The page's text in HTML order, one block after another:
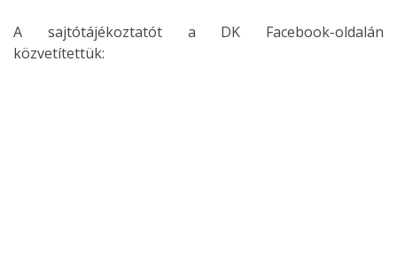
A sajtótájékoztatót a DK Facebook-oldalán
közvetítettük: